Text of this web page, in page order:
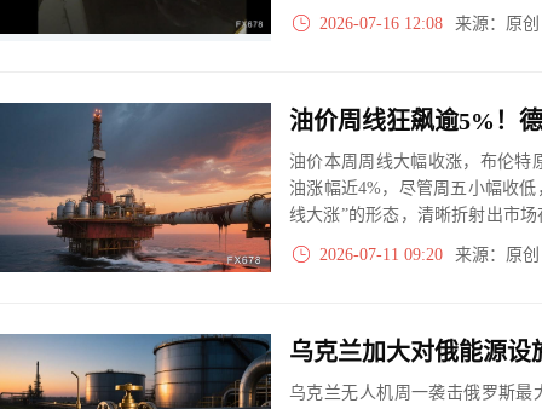
在参议院获得两党广泛支持，
受到批评。
2026-07-16 12:08 来源：原
油价本周周线大幅收涨，布伦特
油涨幅近4%，尽管周五小幅收
线大涨”的形态，清晰折射出市
的反复拉锯。
2026-07-11 09:20 来源：原
乌克兰无人机周一袭击俄罗斯最